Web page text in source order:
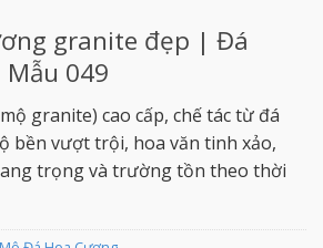
granite đẹp | Đá
049
granite) cao cấp, chế tác từ đá
bền vượt trội, hoa văn tinh xảo,
trọng và trường tồn theo thời